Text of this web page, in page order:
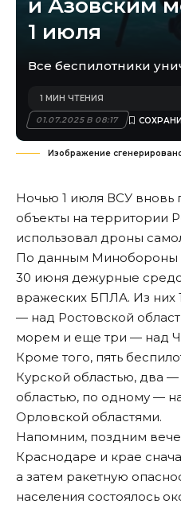
и Азовским
1 июля
Все беспилотники
01.07.2025 В 08:17
1 МИН ЧТЕНИЯ
Изображение
Ночью 1 июля ВСУ вновь
объекты на территории
использовал дроны
По данным Минобороны
30 июня дежурные
вражеских БПЛА. Из них
— над Ростовской
морем и еще три — над
Кроме того, пять
Курской областью, два
областью, по одному —
Орловской областями.
Напомним, поздним
Краснодаре и крае
а затем ракетную
населения состоялось